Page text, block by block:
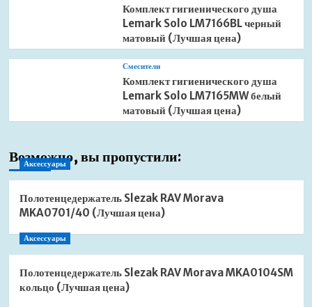
Комплект гигиенического душа
Lemark Solo LM7166BL черный
матовый (Лучшая цена)
Смесители
Комплект гигиенического душа
Lemark Solo LM7165MW белый
матовый (Лучшая цена)
Возможно, вы пропустили:
Аксессуары
Полотенцедержатель Slezak RAV Morava
MKA0701/40 (Лучшая цена)
Аксессуары
Полотенцедержатель Slezak RAV Morava MKA0104SM
кольцо (Лучшая цена)